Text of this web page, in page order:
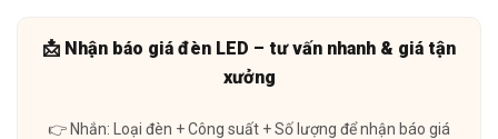
📩 Nhận báo giá đèn LED – tư vấn nhanh & giá tận
xưởng
👉 Nhắn: Loại đèn + Công suất + Số lượng để nhận báo giá